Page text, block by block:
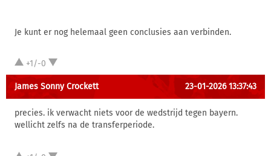
Je kunt er nog helemaal geen conclusies aan verbinden.
+1/-0
James Sonny Crockett 23-01-2026 13:37:43
precies. ik verwacht niets voor de wedstrijd tegen bayern.
wellicht zelfs na de transferperiode.